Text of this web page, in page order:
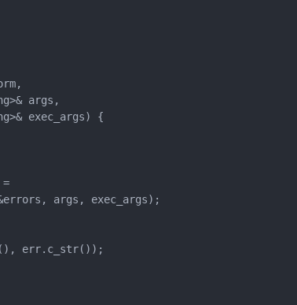
args,
exec_args) {
=
args, exec_args);
err.c_str());